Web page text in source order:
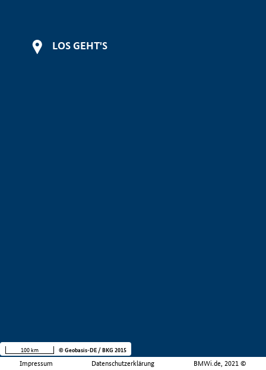
LOS GEHT'S
Impressum Datenschutzerklärung BMWi.de, 2021 ©
100 km © Geobasis-DE / BKG 2015